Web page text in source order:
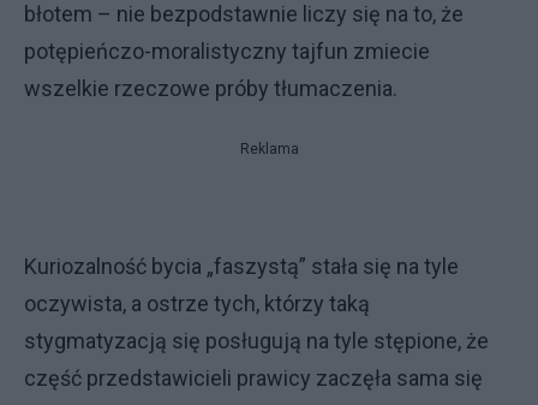
błotem – nie bezpodstawnie liczy się na to, że
potępieńczo-moralistyczny tajfun zmiecie
wszelkie rzeczowe próby tłumaczenia.
Reklama
Kuriozalność bycia „faszystą” stała się na tyle
oczywista, a ostrze tych, którzy taką
stygmatyzacją się posługują na tyle stępione, że
część przedstawicieli prawicy zaczęła sama się